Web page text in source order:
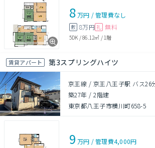
8万円 /管理費なし
敷 8万円 礼 無料
5DK /86.12㎡ / 1階
賃貸アパート 第3スプリングハイツ
京王線 / 京王八王子駅 バス26
築27年 /2階建
東京都八王子市横川町658-5
9 万円 /管理費4,000円